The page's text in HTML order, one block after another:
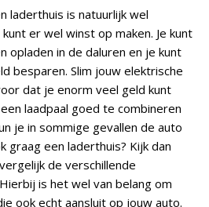
laderthuis is natuurlijk wel
er wel winst op maken. Je kunt
opladen in de daluren en je kunt
besparen. Slim jouw elektrische
dat je enorm veel geld kunt
laadpaal goed te combineren
je in sommige gevallen de auto
graag een laderthuis? Kijk dan
de verschillende
is het wel van belang om
ook echt aansluit op jouw auto.